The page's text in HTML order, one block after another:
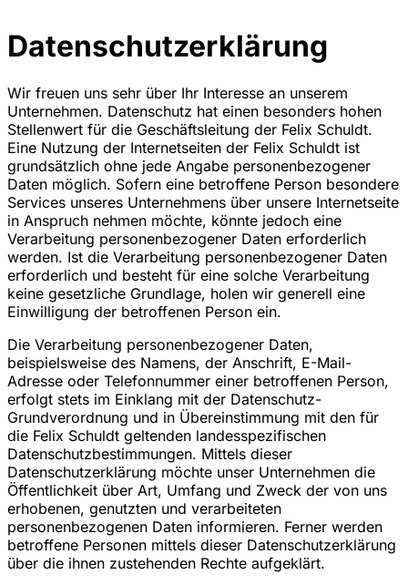
Datenschutzerklärung
Wir freuen uns sehr über Ihr Interesse an unserem
Unternehmen. Datenschutz hat einen besonders hohen
Stellenwert für die Geschäftsleitung der Felix Schuldt.
Eine Nutzung der Internetseiten der Felix Schuldt ist
grundsätzlich ohne jede Angabe personenbezogener
Daten möglich. Sofern eine betroffene Person besondere
Services unseres Unternehmens über unsere Internetseite
in Anspruch nehmen möchte, könnte jedoch eine
Verarbeitung personenbezogener Daten erforderlich
werden. Ist die Verarbeitung personenbezogener Daten
erforderlich und besteht für eine solche Verarbeitung
keine gesetzliche Grundlage, holen wir generell eine
Einwilligung der betroffenen Person ein.
Die Verarbeitung personenbezogener Daten,
beispielsweise des Namens, der Anschrift, E-Mail-
Adresse oder Telefonnummer einer betroffenen Person,
erfolgt stets im Einklang mit der Datenschutz-
Grundverordnung und in Übereinstimmung mit den für
die Felix Schuldt geltenden landesspezifischen
Datenschutzbestimmungen. Mittels dieser
Datenschutzerklärung möchte unser Unternehmen die
Öffentlichkeit über Art, Umfang und Zweck der von uns
erhobenen, genutzten und verarbeiteten
personenbezogenen Daten informieren. Ferner werden
betroffene Personen mittels dieser Datenschutzerklärung
über die ihnen zustehenden Rechte aufgeklärt.